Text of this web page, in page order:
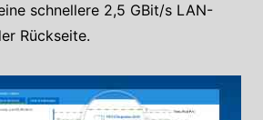
schnellere 2,5 GBit/s LAN-
Rückseite.